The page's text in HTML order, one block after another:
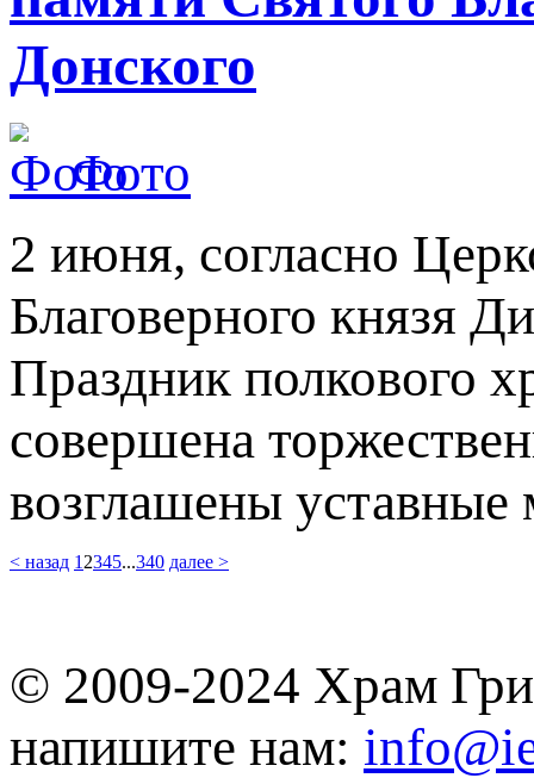
Донского
Фото
2 июня, согласно
Благоверного князя
Праздник полкового
совершена
возглашены уставные
< назад 1 2345...340 далее >
© 2009-2024 Храм
напишите нам: